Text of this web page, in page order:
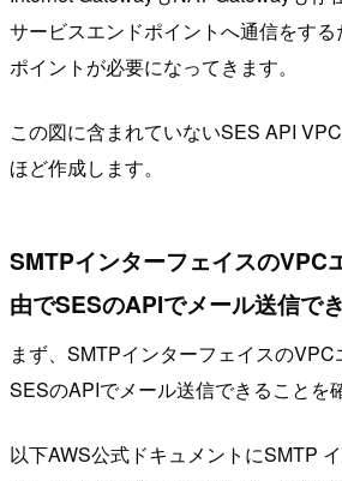
サービスエンドポイントへ通信をす
ポイントが必要になってきます。
この図に含まれていないSES API
ほど作成します。
SMTPインターフェイスのVPC
由でSESのAPIでメール送信で
まず、SMTPインターフェイスの
SESのAPIでメール送信できることを
以下AWS公式ドキュメントにSMTP